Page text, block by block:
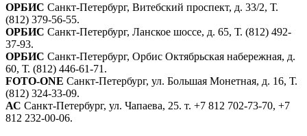
ОРБИС Санкт-Петербург, Витебский проспект, д. 33/2, Т.
(812) 379-56-55.
ОРБИС Санкт-Петербург, Ланское шоссе, д. 65, Т. (812) 492-
37-93.
ОРБИС Санкт-Петербург, Орбис Октябрьская набережная, д.
60, Т. (812) 446-61-71.
FOTO-ONE Санкт-Петербург, ул. Большая Монетная, д. 16, Т.
(812) 324-33-09.
АС Санкт-Петербург, ул. Чапаева, 25. т. +7 812 702-73-70, +7
812 232-00-06.